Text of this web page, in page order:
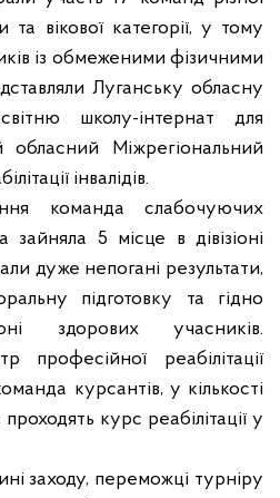
та вікової категорії, у тому
із обмеженими фізичними
Луганську обласну
школу-інтернат
для
обласний Міжрегіональний
інвалідів.
команда слабочуючих
5 місце в дівізіоні
дуже непогані результати,
підготовку та гідно
здорових учасників.
професійної реабілітації
курсантів, у кількості
курс реабілітації у
заходу, переможці турніру